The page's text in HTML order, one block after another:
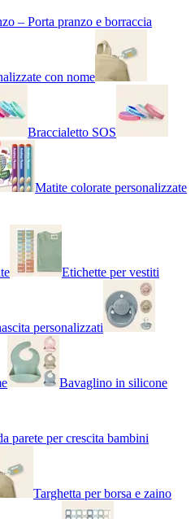
– Porta pranzo e borraccia
con nome
Braccialetto SOS
Matite colorate personalizzate
Etichette per vestiti
personalizzati
Bavaglino in silicone
parete per crescita bambini
Targhetta per borsa e zaino